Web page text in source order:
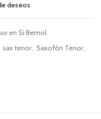
deseos
en Si Bemol
sax tenor, Saxofón Tenor,